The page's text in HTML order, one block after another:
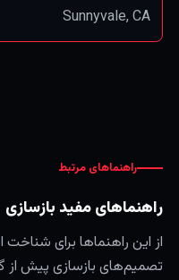
Sunnyvale, CA
راهنماهای مرتبط
راهنماهای مفید بازسازی
از این راهنماها برای
تصمیم‌های بازسازی پیش